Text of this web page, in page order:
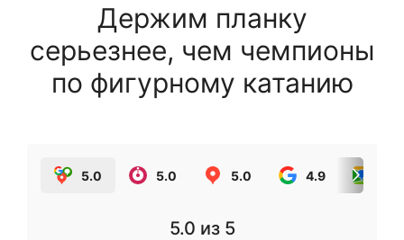
Держим планку
серьезнее, чем чемпионы
по фигурному катанию
5.0 5.0 5.0 4.9
5.0 из 5